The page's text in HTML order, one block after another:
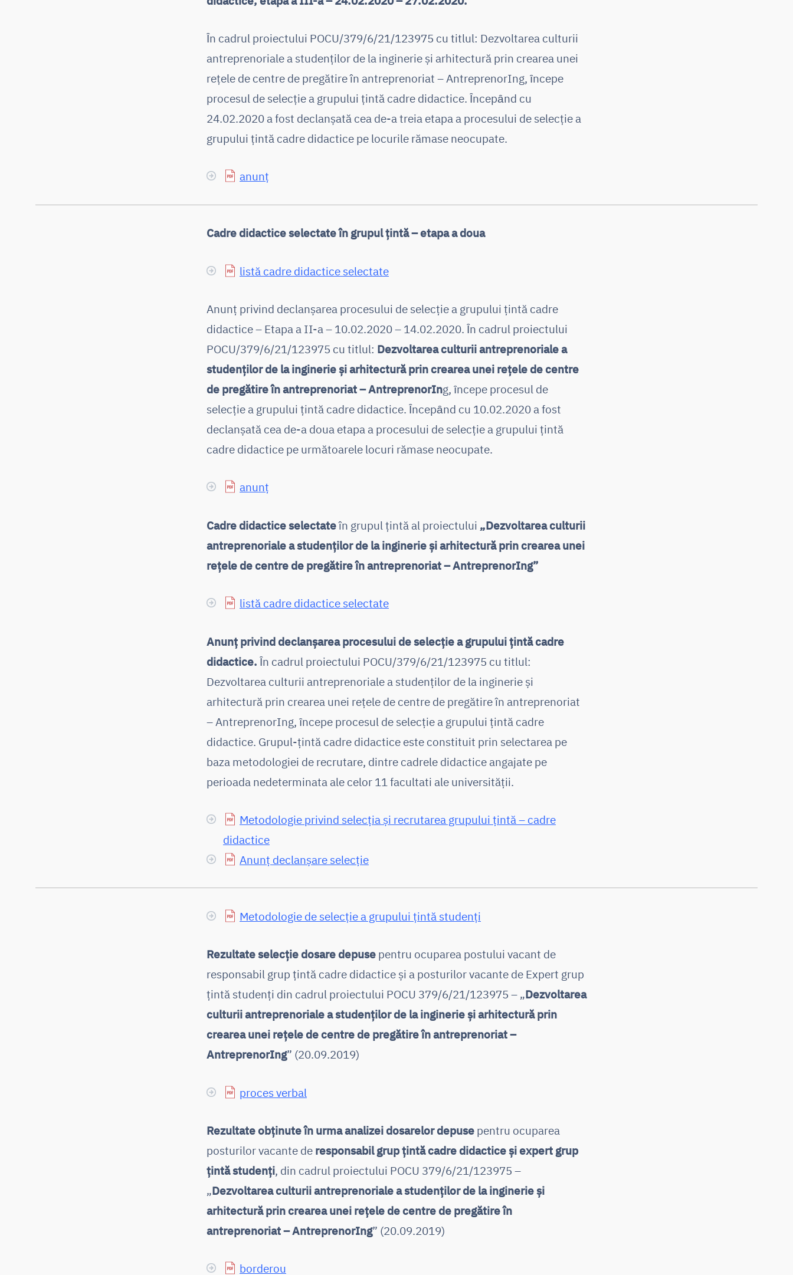
Ȋn cadrul proiectului POCU/379/6/21/123975 cu titlul: Dezvoltarea culturii
antreprenoriale a studenților de la inginerie și arhitectură prin crearea unei
rețele de centre de pregătire în antreprenoriat – AntreprenorIng, ȋncepe
procesul de selecție a grupului țintă cadre didactice. Ȋncepȃnd cu
24.02.2020 a fost declanșată cea de-a treia etapa a procesului de selecție a
grupului țintă cadre didactice pe locurile rămase neocupate.
anunț
Cadre didactice selectate în grupul țintă – etapa a doua
listă cadre didactice selectate
Anunț privind declanșarea procesului de selecție a grupului țintă cadre
didactice – Etapa a II-a – 10.02.2020 – 14.02.2020. Ȋn cadrul proiectului
POCU/379/6/21/123975 cu titlul: Dezvoltarea culturii antreprenoriale a
studenților de la inginerie și arhitectură prin crearea unei rețele de centre
de pregătire în antreprenoriat – AntreprenorIng, ȋncepe procesul de
selecție a grupului țintă cadre didactice. Ȋncepȃnd cu 10.02.2020 a fost
declanșată cea de-a doua etapa a procesului de selecție a grupului țintă
cadre didactice pe următoarele locuri rămase neocupate.
anunț
Cadre didactice selectateîn grupul țintă al proiectului „Dezvoltarea culturii
antreprenoriale a studenților de la inginerie și arhitectură prin crearea unei
rețele de centre de pregătire în antreprenoriat – AntreprenorIng”
listă cadre didactice selectate
Anunț privind declanșarea procesului de selecție a grupului țintă cadre
didactice. Ȋn cadrul proiectului POCU/379/6/21/123975 cu titlul:
Dezvoltarea culturii antreprenoriale a studenților de la inginerie și
arhitectură prin crearea unei rețele de centre de pregătire în antreprenoriat
– AntreprenorIng, ȋncepe procesul de selecție a grupului țintă cadre
didactice. Grupul-ţintă cadre didactice este constituit prin selectarea pe
baza metodologiei de recrutare, dintre cadrele didactice angajate pe
perioada nedeterminata ale celor 11 facultati ale universităţii.
Metodologie privind selecția și recrutarea grupului țintă – cadre
didactice
Anunț declanșare selecție
Metodologie de selecție a grupului țintă studenți
Rezultate selecție dosare depuse pentru ocuparea postului vacant de
responsabil grup țintă cadre didactice și a posturilor vacante de Expert grup
țintă studenți din cadrul proiectului POCU 379/6/21/123975 – „Dezvoltarea
culturii antreprenoriale a studenților de la inginerie și arhitectură prin
crearea unei rețele de centre de pregătire în antreprenoriat –
AntreprenorIng” (20.09.2019)
proces verbal
Rezultate obținute în urma analizei dosarelor depuse pentru ocuparea
posturilor vacante de responsabil grup țintă cadre didactice și expert grup
țintă studenți, din cadrul proiectului POCU 379/6/21/123975 –
„Dezvoltarea culturii antreprenoriale a studenților de la inginerie și
arhitectură prin crearea unei rețele de centre de pregătire în
antreprenoriat – AntreprenorIng” (20.09.2019)
borderou